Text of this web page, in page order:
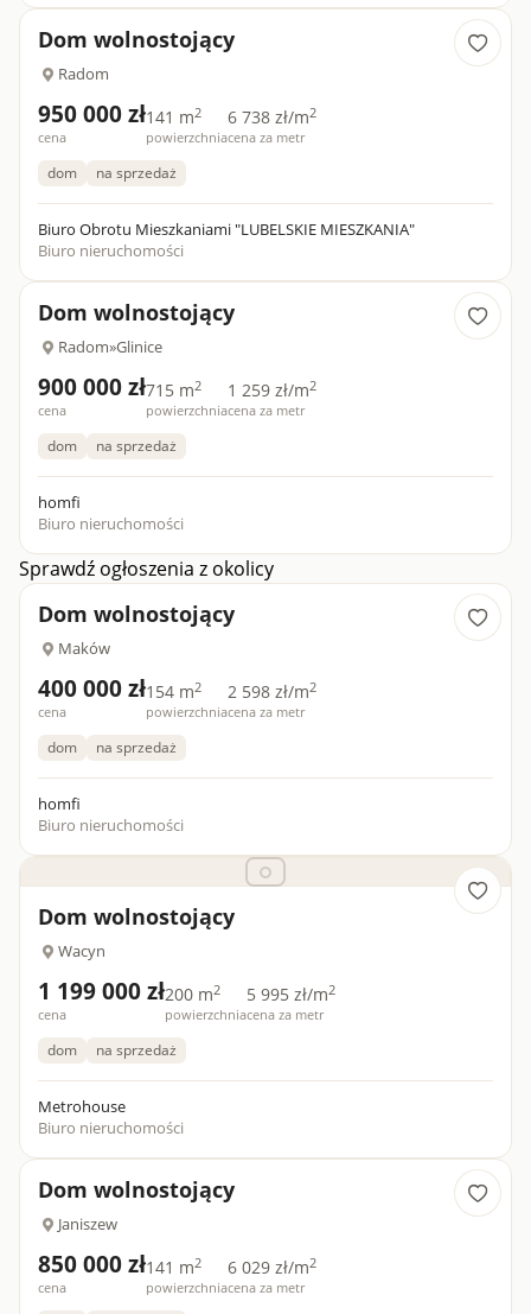
Dom wolnostojący
Radom
950 000 zł
cena
141 m2
powierzchnia
6 738 zł/m2
cena za metr
dom na sprzedaż
Biuro Obrotu Mieszkaniami "LUBELSKIE MIESZKANIA"
Biuro nieruchomości
Dom wolnostojący
Radom»Glinice
900 000 zł
cena
715 m2
powierzchnia
1 259 zł/m2
cena za metr
dom na sprzedaż
homfi
Biuro nieruchomości
Sprawdź ogłoszenia z okolicy
Dom wolnostojący
Maków
400 000 zł
cena
154 m2
powierzchnia
2 598 zł/m2
cena za metr
dom na sprzedaż
homfi
Biuro nieruchomości
Dom wolnostojący
Wacyn
1 199 000 zł
cena
200 m2
powierzchnia
5 995 zł/m2
cena za metr
dom na sprzedaż
Metrohouse
Biuro nieruchomości
Dom wolnostojący
Janiszew
850 000 zł
cena
141 m2
powierzchnia
6 029 zł/m2
cena za metr